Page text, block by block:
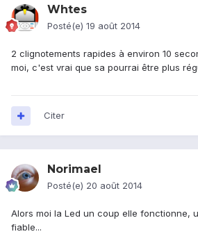
Whtes
Posté(e) 19 août 2014
2 clignotements rapides à environ 10
moi, c'est vrai que sa pourrai être plus
Citer
Norimael
Posté(e) 20 août 2014
Alors moi la Led un coup elle fonctionne,
fiable...